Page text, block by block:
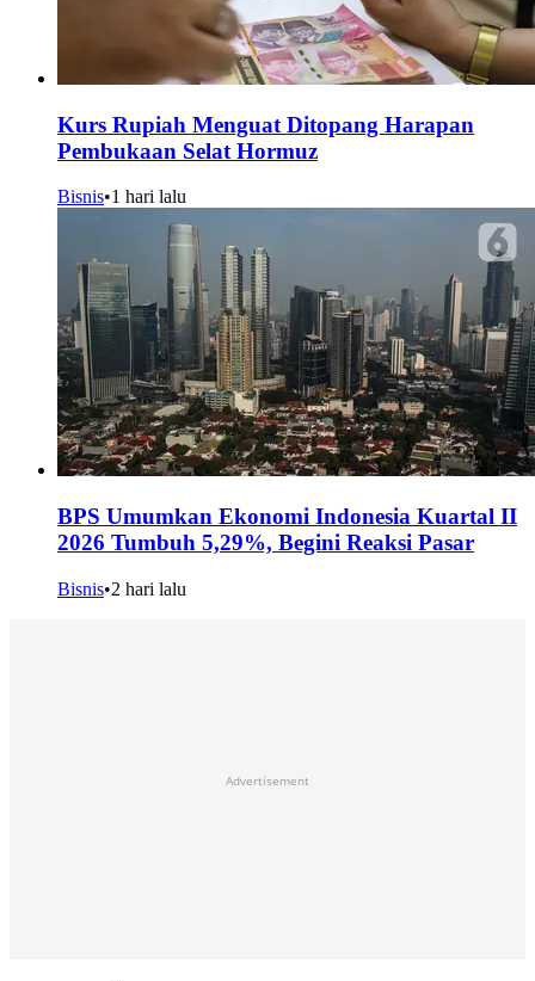
Kurs Rupiah Menguat Ditopang Harapan
Pembukaan Selat Hormuz
Bisnis•1 hari lalu
BPS Umumkan Ekonomi Indonesia Kuartal II
2026 Tumbuh 5,29%, Begini Reaksi Pasar
Bisnis•2 hari lalu
Advertisement